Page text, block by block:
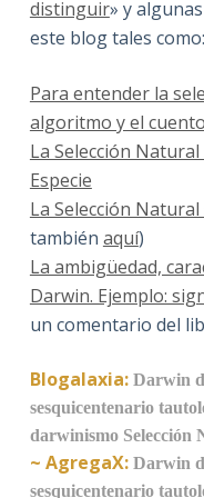
distinguir» y
este blog tales como:
Para entender la
algoritmo y el
La Selección
Especie
La Selección
también aquí)
La ambigüedad,
Darwin. Ejemplo:
un comentario del
Blogalaxia: Darwin
sesquicentenario
darwinismo Selección
~ AgregaX: Darwin
sesquicentenario